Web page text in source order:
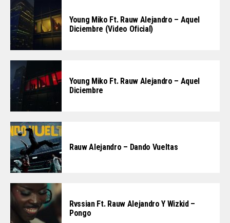
Young Miko Ft. Rauw Alejandro – Aquel
Diciembre (Video Oficial)
Young Miko Ft. Rauw Alejandro – Aquel
Diciembre
Rauw Alejandro – Dando Vueltas
Rvssian Ft. Rauw Alejandro Y Wizkid –
Pongo